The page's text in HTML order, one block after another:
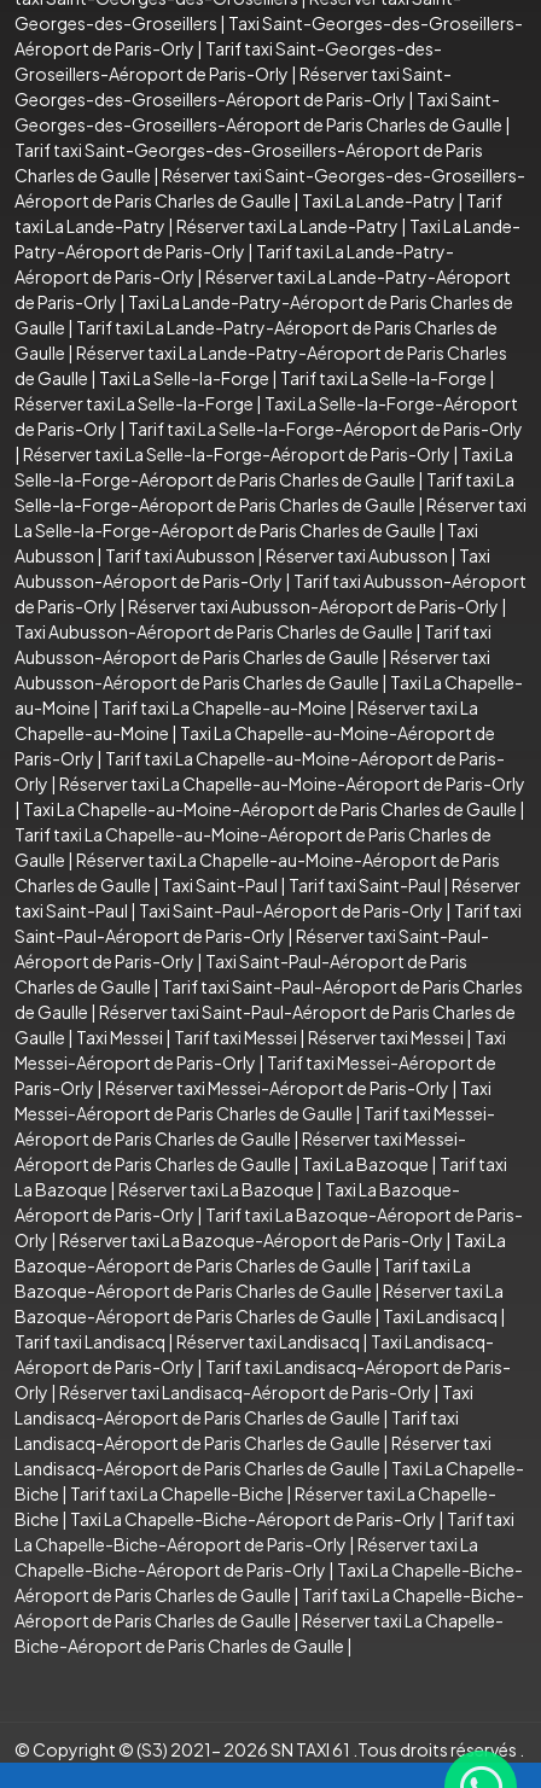
Georges-des-Groseillers | Taxi Saint-Georges-des-Groseillers-
Aéroport de Paris-Orly | Tarif taxi Saint-Georges-des-
Groseillers-Aéroport de Paris-Orly | Réserver taxi Saint-
Georges-des-Groseillers-Aéroport de Paris-Orly | Taxi Saint-
Georges-des-Groseillers-Aéroport de Paris Charles de Gaulle |
Tarif taxi Saint-Georges-des-Groseillers-Aéroport de Paris
Charles de Gaulle | Réserver taxi Saint-Georges-des-Groseillers-
Aéroport de Paris Charles de Gaulle | Taxi La Lande-Patry | Tarif
taxi La Lande-Patry | Réserver taxi La Lande-Patry | Taxi La Lande-
Patry-Aéroport de Paris-Orly | Tarif taxi La Lande-Patry-
Aéroport de Paris-Orly | Réserver taxi La Lande-Patry-Aéroport
de Paris-Orly | Taxi La Lande-Patry-Aéroport de Paris Charles de
Gaulle | Tarif taxi La Lande-Patry-Aéroport de Paris Charles de
Gaulle | Réserver taxi La Lande-Patry-Aéroport de Paris Charles
de Gaulle | Taxi La Selle-la-Forge | Tarif taxi La Selle-la-Forge |
Réserver taxi La Selle-la-Forge | Taxi La Selle-la-Forge-Aéroport
de Paris-Orly | Tarif taxi La Selle-la-Forge-Aéroport de Paris-Orly
| Réserver taxi La Selle-la-Forge-Aéroport de Paris-Orly | Taxi La
Selle-la-Forge-Aéroport de Paris Charles de Gaulle | Tarif taxi La
Selle-la-Forge-Aéroport de Paris Charles de Gaulle | Réserver taxi
La Selle-la-Forge-Aéroport de Paris Charles de Gaulle | Taxi
Aubusson | Tarif taxi Aubusson | Réserver taxi Aubusson | Taxi
Aubusson-Aéroport de Paris-Orly | Tarif taxi Aubusson-Aéroport
de Paris-Orly | Réserver taxi Aubusson-Aéroport de Paris-Orly |
Taxi Aubusson-Aéroport de Paris Charles de Gaulle | Tarif taxi
Aubusson-Aéroport de Paris Charles de Gaulle | Réserver taxi
Aubusson-Aéroport de Paris Charles de Gaulle | Taxi La Chapelle-
au-Moine | Tarif taxi La Chapelle-au-Moine | Réserver taxi La
Chapelle-au-Moine | Taxi La Chapelle-au-Moine-Aéroport de
Paris-Orly | Tarif taxi La Chapelle-au-Moine-Aéroport de Paris-
Orly | Réserver taxi La Chapelle-au-Moine-Aéroport de Paris-Orly
| Taxi La Chapelle-au-Moine-Aéroport de Paris Charles de Gaulle |
Tarif taxi La Chapelle-au-Moine-Aéroport de Paris Charles de
Gaulle | Réserver taxi La Chapelle-au-Moine-Aéroport de Paris
Charles de Gaulle | Taxi Saint-Paul | Tarif taxi Saint-Paul | Réserver
taxi Saint-Paul | Taxi Saint-Paul-Aéroport de Paris-Orly | Tarif taxi
Saint-Paul-Aéroport de Paris-Orly | Réserver taxi Saint-Paul-
Aéroport de Paris-Orly | Taxi Saint-Paul-Aéroport de Paris
Charles de Gaulle | Tarif taxi Saint-Paul-Aéroport de Paris Charles
de Gaulle | Réserver taxi Saint-Paul-Aéroport de Paris Charles de
Gaulle | Taxi Messei | Tarif taxi Messei | Réserver taxi Messei | Taxi
Messei-Aéroport de Paris-Orly | Tarif taxi Messei-Aéroport de
Paris-Orly | Réserver taxi Messei-Aéroport de Paris-Orly | Taxi
Messei-Aéroport de Paris Charles de Gaulle | Tarif taxi Messei-
Aéroport de Paris Charles de Gaulle | Réserver taxi Messei-
Aéroport de Paris Charles de Gaulle | Taxi La Bazoque | Tarif taxi
La Bazoque | Réserver taxi La Bazoque | Taxi La Bazoque-
Aéroport de Paris-Orly | Tarif taxi La Bazoque-Aéroport de Paris-
Orly | Réserver taxi La Bazoque-Aéroport de Paris-Orly | Taxi La
Bazoque-Aéroport de Paris Charles de Gaulle | Tarif taxi La
Bazoque-Aéroport de Paris Charles de Gaulle | Réserver taxi La
Bazoque-Aéroport de Paris Charles de Gaulle | Taxi Landisacq |
Tarif taxi Landisacq | Réserver taxi Landisacq | Taxi Landisacq-
Aéroport de Paris-Orly | Tarif taxi Landisacq-Aéroport de Paris-
Orly | Réserver taxi Landisacq-Aéroport de Paris-Orly | Taxi
Landisacq-Aéroport de Paris Charles de Gaulle | Tarif taxi
Landisacq-Aéroport de Paris Charles de Gaulle | Réserver taxi
Landisacq-Aéroport de Paris Charles de Gaulle | Taxi La Chapelle-
Biche | Tarif taxi La Chapelle-Biche | Réserver taxi La Chapelle-
Biche | Taxi La Chapelle-Biche-Aéroport de Paris-Orly | Tarif taxi
La Chapelle-Biche-Aéroport de Paris-Orly | Réserver taxi La
Chapelle-Biche-Aéroport de Paris-Orly | Taxi La Chapelle-Biche-
Aéroport de Paris Charles de Gaulle | Tarif taxi La Chapelle-Biche-
Aéroport de Paris Charles de Gaulle | Réserver taxi La Chapelle-
Biche-Aéroport de Paris Charles de Gaulle |
© Copyright © (S3) 2021- 2026 SN TAXI 61 .Tous droits réservés .